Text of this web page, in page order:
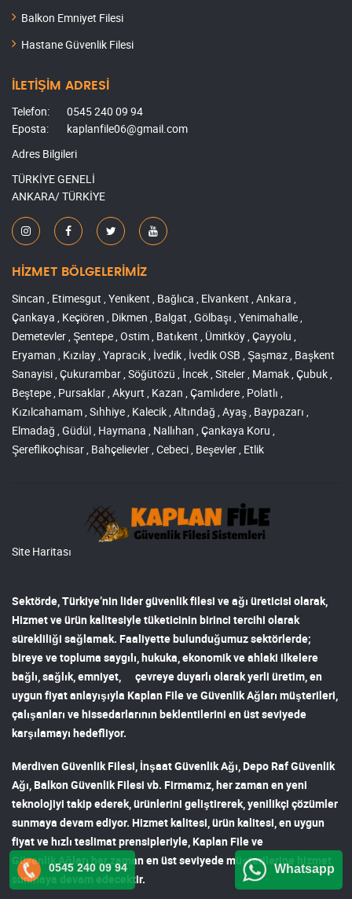
Balkon Emniyet Filesi
Hastane Güvenlik Filesi
İLETİŞİM ADRESİ
Telefon:
0545 240 09 94
Eposta:
kaplanfile06@gmail.com
Adres Bilgileri
TÜRKİYE GENELİ
ANKARA/ TÜRKİYE
HİZMET BÖLGELERİMİZ
Sincan , Etimesgut , Yenikent , Bağlıca , Elvankent , Ankara ,
Çankaya , Keçiören , Dikmen , Balgat , Gölbaşı , Yenimahalle ,
Demetevler , Şentepe , Ostim , Batıkent , Ümitköy , Çayyolu ,
Eryaman , Kızılay , Yapracık , İvedik , İvedik OSB , Şaşmaz , Başkent
Sanayisi , Çukurambar , Söğütözü , İncek , Siteler , Mamak , Çubuk ,
Beştepe , Pursaklar , Akyurt , Kazan , Çamlıdere , Polatlı ,
Kızılcahamam , Sıhhiye , Kalecik , Altındağ , Ayaş , Baypazarı ,
Elmadağ , Güdül , Haymana , Nallıhan , Çankaya Koru ,
Şereflikoçhisar , Bahçelievler , Cebeci , Beşevler , Etlik
Site Haritası
Sektörde, Türkiye’nin lidergüvenlik filesi ve ağı üreticisi olarak,
Hizmet ve ürün kalitesiyle tüketicinin birinci tercihi olarak
sürekliliği sağlamak. Faaliyette bulunduğumuz sektörlerde;
bireye ve topluma saygılı, hukuka, ekonomik ve ahlaki ilkelere
bağlı, sağlık, emniyet, çevreye duyarlı olarak yerli üretim, en
uygun fiyat anlayışıyla Kaplan File ve Güvenlik Ağları müşterileri,
çalışanları ve hissedarlarının beklentilerini en üst seviyede
karşılamayı hedefliyor.
Merdiven Güvenlik Filesi İnşaat Güvenlik Ağı Depo Raf Güvenlik
Ağı Balkon Güvenlik Filesi vb. Firmamız, her zaman en yeni
teknolojiyi takip ederek, ürünlerini geliştirerek, yenilikçi çözümler
sunmaya devam ediyor. Hizmet kalitesi, ürün kalitesi, en uygun
fiyat ve hızlı teslimat prensipleriyle, Kaplan File ve
Güvenlik Ağları
her zaman en üst seviyede müşterilerine hizmet
sunmaya devam edecektir.
0545 240 09 94 Whatsapp